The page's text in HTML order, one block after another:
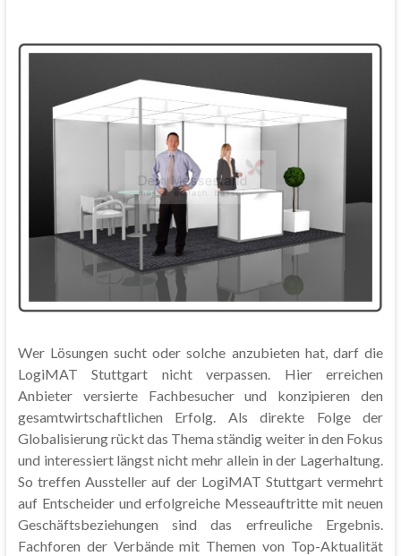
Wer Lösungen sucht oder solche anzubieten hat, darf die
LogiMAT Stuttgart nicht verpassen. Hier erreichen
Anbieter versierte Fachbesucher und konzipieren den
gesamtwirtschaftlichen Erfolg. Als direkte Folge der
Globalisierung rückt das Thema ständig weiter in den Fokus
und interessiert längst nicht mehr allein in der Lagerhaltung.
So treffen Aussteller auf der LogiMAT Stuttgart vermehrt
auf Entscheider und erfolgreiche Messeauftritte mit neuen
Geschäftsbeziehungen sind das erfreuliche Ergebnis.
Fachforen der Verbände mit Themen von Top-Aktualität